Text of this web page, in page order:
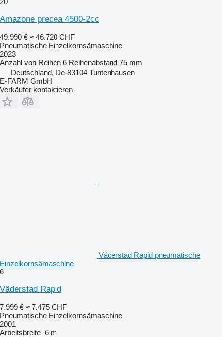
Amazone precea 4500-2cc
49.990 € ≈ 46.720 CHF
Pneumatische Einzelkornsämaschine
2023
Anzahl von Reihen 6 Reihenabstand 75 mm
Deutschland, De-83104 Tuntenhausen
E-FARM GmbH
Verkäufer kontaktieren
Väderstad Rapid pneumatische
Einzelkornsämaschine
6
Väderstad Rapid
7.999 € ≈ 7.475 CHF
Pneumatische Einzelkornsämaschine
2001
Arbeitsbreite 6 m